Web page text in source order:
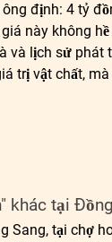
định: 4 tỷ
này không
và lịch sử phát
trị vật chất,
khác tại
Sang, tại chợ